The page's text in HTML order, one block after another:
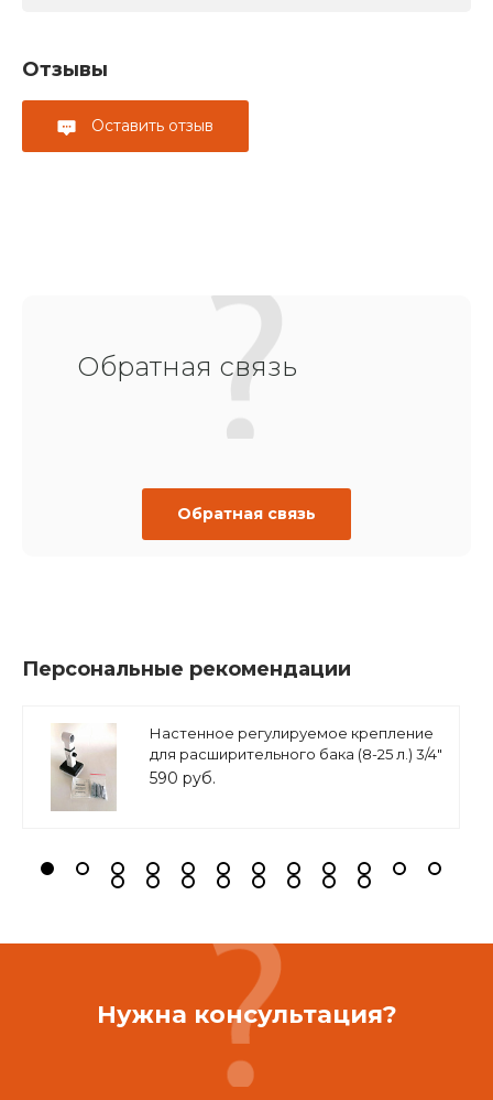
Отзывы
Оставить отзыв
Обратная связь
Обратная связь
Персональные рекомендации
Настенное регулируемое крепление
для расширительного бака (8-25 л.) 3/4"
белое, ASKON
590 руб.
Нужна консультация?